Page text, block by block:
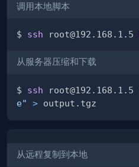
调用本地脚本
$ ssh root@192.168.1.5
从服务器压缩和下载
$ ssh root@192.168.1.5
e"
>
从远程复制到本地